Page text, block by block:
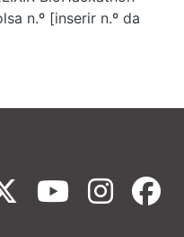
n.º [inserir n.º da